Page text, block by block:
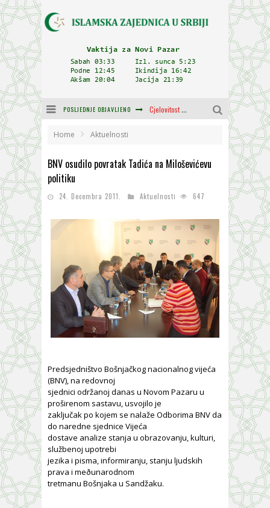
POSLJEDNJE OBJAVLJENO Cjelovitost prijenosa
Home Aktuelnosti
BNV osudilo povratak Tadića na Miloševićevu
politiku
24. Decembra 2011. Aktuelnosti 647
Predsjedništvo Bošnjačkog nacionalnog vijeća
(BNV), na redovnoj
sjednici održanoj danas u Novom Pazaru u
proširenom sastavu, usvojilo je
zaključak po kojem se nalaže Odborima BNV da
do naredne sjednice Vijeća
dostave analize stanja u obrazovanju, kulturi,
službenoj upotrebi
jezika i pisma, informiranju, stanju ljudskih
prava i meðunarodnom
tretmanu Bošnjaka u Sandžaku.